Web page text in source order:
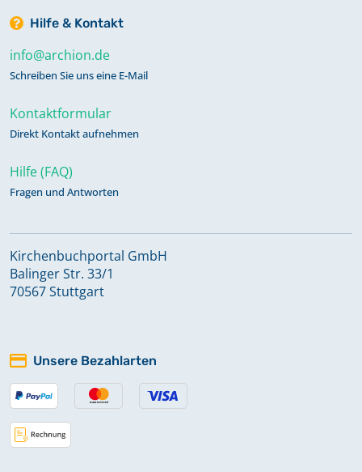
Taufregister 1702-1791, Trauregister
1688-1792, Konfirmandenregister
1700-1791
Taufregister 1792-1817, Trauregister
1792-1817, Konfirmandenregister
1792-1813
Taufregister 1818-1834
Taufregister 1834-1845
Taufregister 1846-1855
Taufregister 1855-1874
Hilfe & Kontakt
info@archion.de
Schreiben Sie uns eine E-Mail
Kontaktformular
Direkt Kontakt aufnehmen
Hilfe (FAQ)
Fragen und Antworten
Kirchenbuchportal GmbH
Balinger Str. 33/1
70567 Stuttgart
Unsere Bezahlarten